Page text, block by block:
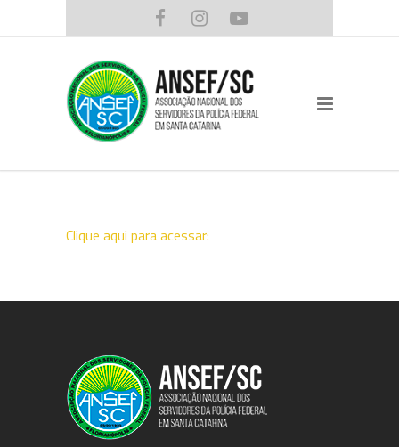
Clique aqui para acessar: